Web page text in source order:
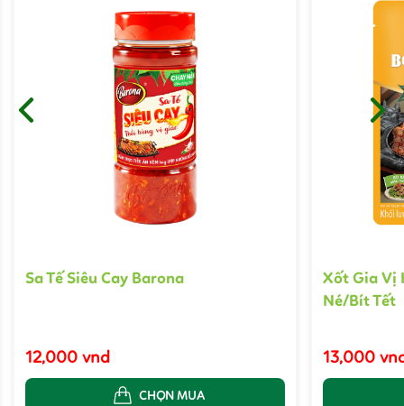
Sa Tế Siêu Cay Barona
12,000 vnd
CHỌN MUA
Xốt Gia Vị
Né/Bít Tết
13,000